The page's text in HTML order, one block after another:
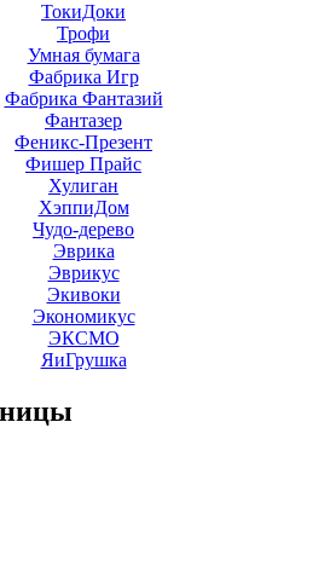
ТокиДоки
Трофи
Умная бумага
Фабрика Игр
Фабрика Фантазий
Фантазер
Феникс-Презент
Фишер Прайс
Хулиган
ХэппиДом
Чудо-дерево
Эврика
Эврикус
Экивоки
Экономикус
ЭКСМО
ЯиГрушка